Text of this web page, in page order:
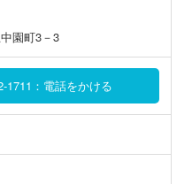
園町3－3
1711：電話をかける